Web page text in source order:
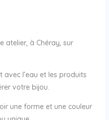
atelier, à Chéray, sur
avec l’eau et les produits
votre bijou.
une forme et une couleur